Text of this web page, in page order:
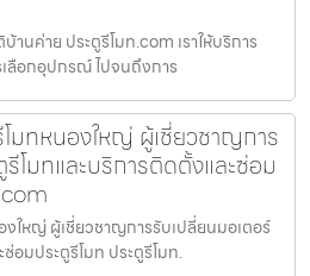
นค่าย ประตูรีโมท.com เราให้บริการ
ลือกอุปกรณ์ ไปจนถึงการ
มทหนองใหญ่ ผู้เชี่ยวชาญการ
โมทและบริการติดตั้งและซ่อม
งใหญ่ ผู้เชี่ยวชาญการรับเปลี่ยนมอเตอร์
อมประตูรีโมท ประตูรีโมท.